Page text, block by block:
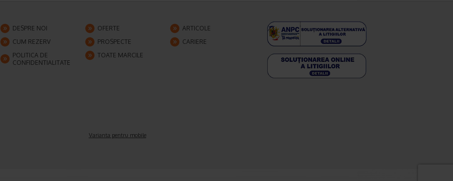
DESPRE NOI OFERTE
ARTICOLE
CUM REZERV
PROSPECTE
CARIERE
POLITICA DE
CONFIDENTIALITATE
TOATE MARCILE
Varianta pentru mobile